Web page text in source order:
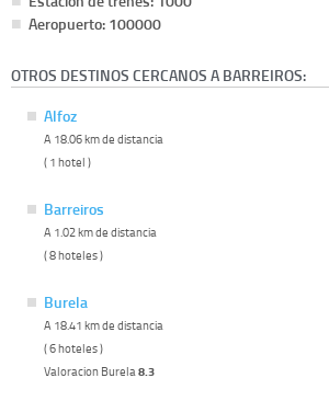
Aeropuerto: 100000
OTROS DESTINOS CERCANOS A BARREIROS:
Alfoz
A 18.06 km de distancia
( 1 hotel )
Barreiros
A 1.02 km de distancia
( 8 hoteles )
Burela
A 18.41 km de distancia
( 6 hoteles )
Valoracion Burela 8.3